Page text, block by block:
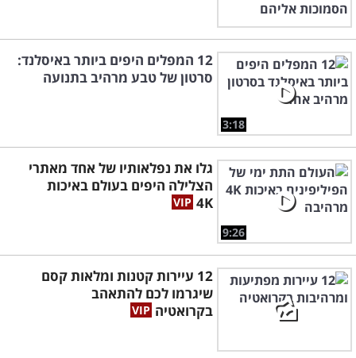
3:18
12 המפלים היפים ביותר באיסלנד:
סרטון של טבע מרהיב בתנועה
9:26
גלו את נפלאותיו של אחד מאתרי
הצלילה היפים בעולם באיכות
4K
12 עיירות קטנות ומלאות קסם
שיגרמו לכם להתאהב
בקרואטיה